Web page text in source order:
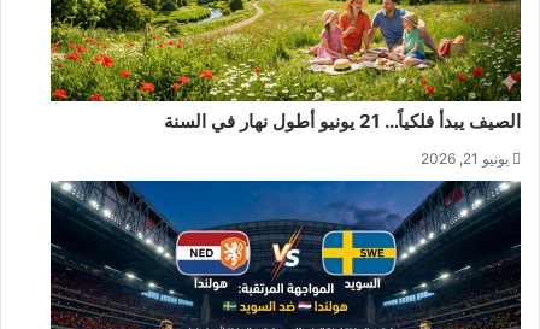
الصيف يبدأ فلكياً… 21 يونيو أطول نهار في السنة
يونيو 21, 2026